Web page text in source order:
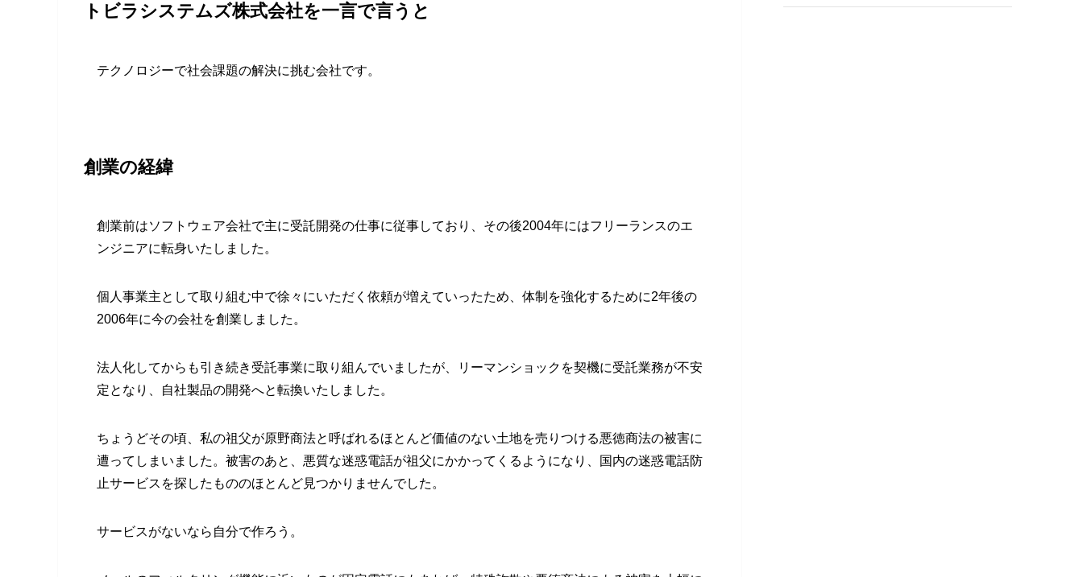
トビラシステムズ株式会社を一言で言うと
テクノロジーで社会課題の解決に挑む会社です。
創業の経緯
創業前はソフトウェア会社で主に受託開発の仕事に従事しており、その後2004年にはフリーランスのエ
ンジニアに転身いたしました。
個人事業主として取り組む中で徐々にいただく依頼が増えていったため、体制を強化するために2年後の
2006年に今の会社を創業しました。
法人化してからも引き続き受託事業に取り組んでいましたが、リーマンショックを契機に受託業務が不安
定となり、自社製品の開発へと転換いたしました。
ちょうどその頃、私の祖父が原野商法と呼ばれるほとんど価値のない土地を売りつける悪徳商法の被害に
遭ってしまいました。被害のあと、悪質な迷惑電話が祖父にかかってくるようになり、国内の迷惑電話防
止サービスを探したもののほとんど見つかりませんでした。
サービスがないなら自分で作ろう。